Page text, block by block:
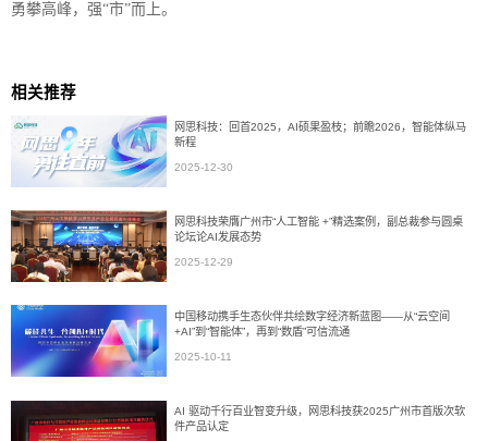
勇攀高峰，强“市”而上。
相关推荐
网思科技：回首2025，AI硕果盈枝；前瞻2026，智能体纵马
新程
2025-12-30
网思科技荣膺广州市“人工智能 +”精选案例，副总裁参与圆桌
论坛论AI发展态势
2025-12-29
中国移动携手生态伙伴共绘数字经济新蓝图——从“云空间
+AI”到“智能体”，再到“数盾”可信流通
2025-10-11
AI 驱动千行百业智变升级，网思科技获2025广州市首版次软
件产品认定